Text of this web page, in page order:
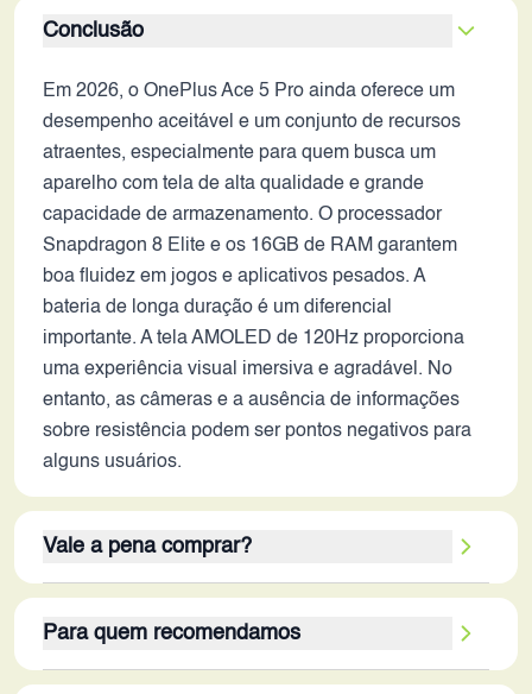
Conclusão
Em 2026, o OnePlus Ace 5 Pro ainda oferece um
desempenho aceitável e um conjunto de recursos
atraentes, especialmente para quem busca um
aparelho com tela de alta qualidade e grande
capacidade de armazenamento. O processador
Snapdragon 8 Elite e os 16GB de RAM garantem
boa fluidez em jogos e aplicativos pesados. A
bateria de longa duração é um diferencial
importante. A tela AMOLED de 120Hz proporciona
uma experiência visual imersiva e agradável. No
entanto, as câmeras e a ausência de informações
sobre resistência podem ser pontos negativos para
alguns usuários.
Vale a pena comprar?
ainda pode ser uma boa opção em 2026,
dependendo do preço em relação aos
Para quem recomendamos